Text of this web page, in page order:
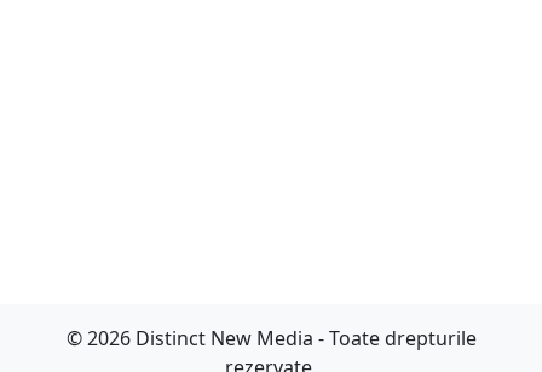
© 2026 Distinct New Media - Toate drepturile